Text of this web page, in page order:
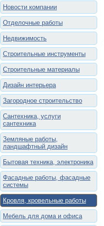
Новости компании
Отделочные работы
Недвижимость
Строительные инструменты
Строительные материалы
Дизайн интерьера
Загородное строительство
Сантехника, услуги
сантехника
Земляные работы,
ландшафтный дизайн
Бытовая техника, электроника
Фасадные работы, фасадные
системы
Кровля, кровельные работы
Мебель для дома и офиса